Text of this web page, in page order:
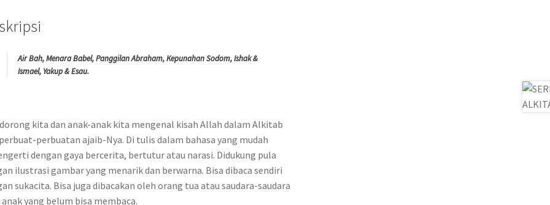
Air Bah, Menara Babel, Panggilan Abraham, Kepunahan Sodom, Ishak &
Ismael, Yakup & Esau.
kita dan anak-anak kita mengenal kisah Allah dalam Alkitab
perbuatan ajaib-Nya. Di tulis dalam bahasa yang mudah
dengan gaya bercerita, bertutur atau narasi. Didukung pula
ilustrasi gambar yang menarik dan berwarna. Bisa dibaca sendiri
sukacita. Bisa juga dibacakan oleh orang tua atau saudara-saudara
yang belum bisa membaca.